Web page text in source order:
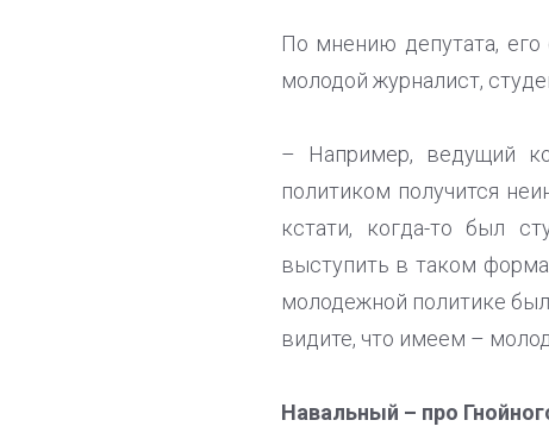
По мнению депутата,
молодой журналист,
– Например, ведущий
политиком получится
кстати, когда-то был
выступить в таком
молодежной политике
видите, что имеем –
Навальный – про